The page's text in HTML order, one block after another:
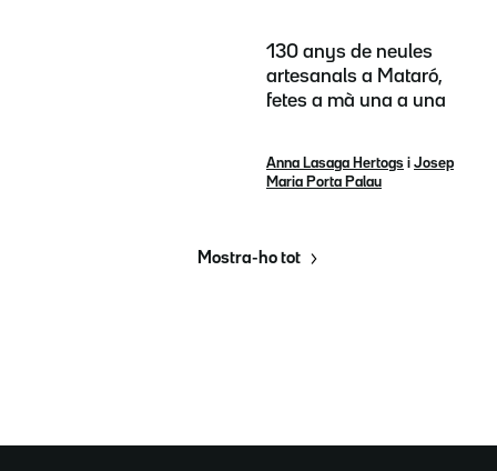
130 anys de neules
artesanals a Mataró,
fetes a mà una a una
Anna Lasaga Hertogs i Josep
Maria Porta Palau
Mostra-ho tot